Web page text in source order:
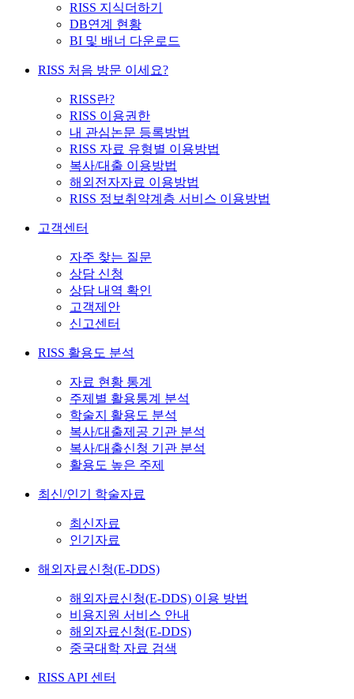
RISS 지식더하기
DB연계 현황
BI 및 배너 다운로드
RISS 처음 방문 이세요?
RISS란?
RISS 이용권한
내 관심논문 등록방법
RISS 자료 유형별 이용방법
복사/대출 이용방법
해외전자자료 이용방법
RISS 정보취약계층 서비스 이용방법
고객센터
자주 찾는 질문
상담 신청
상담 내역 확인
고객제안
신고센터
RISS 활용도 분석
자료 현황 통계
주제별 활용통계 분석
학술지 활용도 분석
복사/대출제공 기관 분석
복사/대출신청 기관 분석
활용도 높은 주제
최신/인기 학술자료
최신자료
인기자료
해외자료신청(E-DDS)
해외자료신청(E-DDS) 이용 방법
비용지원 서비스 안내
해외자료신청(E-DDS)
중국대학 자료 검색
RISS API 센터